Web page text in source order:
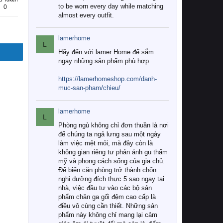
0
to be worn every day while matching
almost every outfit.
L
lamerhome
Hãy đến với lamer Home để sắm
ngay những sản phẩm phù hợp
https://lamerhomeshop.com/danh-
muc-san-pham/chieu/
L
lamerhome
Phòng ngủ không chỉ đơn thuần là nơi
để chúng ta ngả lưng sau một ngày
làm việc mệt mỏi, mà đây còn là
không gian riêng tư phản ánh gu thẩm
mỹ và phong cách sống của gia chủ.
Để biến căn phòng trở thành chốn
nghỉ dưỡng đích thực 5 sao ngay tại
nhà, việc đầu tư vào các bộ sản
phẩm chăn ga gối đệm cao cấp là
điều vô cùng cần thiết. Những sản
phẩm này không chỉ mang lại cảm